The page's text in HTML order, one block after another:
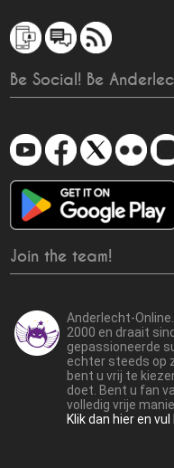
Be Social! Be
Join the team!
Anderlecht-
2000 en draait
gepassioneerde
echter steeds op
bent u vrij te
doet. Bent u fan
volledig vrije
Klik dan hier en